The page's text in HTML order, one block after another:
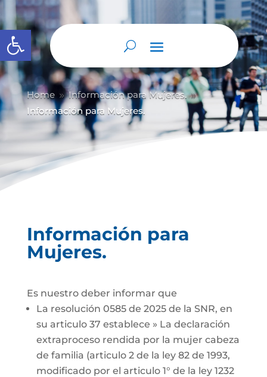
Abrir barra de herramientas
Home 9 Información para Mujeres. 9
Información para Mujeres.
Información para
Mujeres.
Es nuestro deber informar que
La resolución 0585 de 2025 de la SNR, en
su articulo 37 establece » La declaración
extraproceso rendida por la mujer cabeza
de familia (articulo 2 de la ley 82 de 1993,
modificado por el articulo 1° de la ley 1232